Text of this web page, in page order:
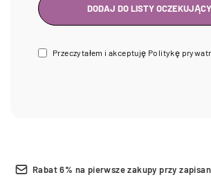
Przeczytałem i akceptuję Politykę
Rabat 6% na pierwsze zakupy przy